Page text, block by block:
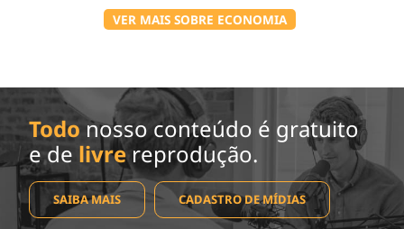
VER MAIS SOBRE ECONOMIA
Todo nosso conteúdo é gratuito
e de livrereprodução.
SAIBA MAIS CADASTRO DE MÍDIAS